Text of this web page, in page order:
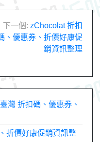
下一個: zChocolat 折扣
、優惠券、折價好康促
銷資訊整理
灣 折扣碼、優惠券、
折價好康促銷資訊整